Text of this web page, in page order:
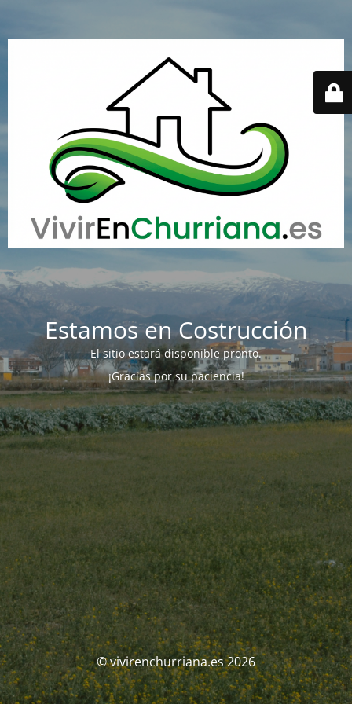
Estamos en Costrucción
El sitio estará disponible pronto.
¡Gracias por su paciencia!
© vivirenchurriana.es 2026